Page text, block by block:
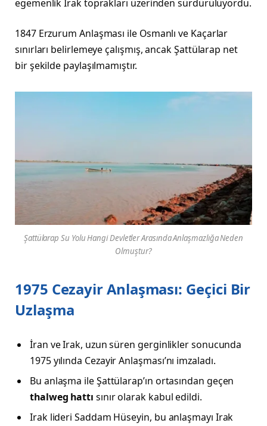
egemenlik Irak toprakları üzerinden sürdürülüyordu.
1847 Erzurum Anlaşması ile Osmanlı ve Kaçarlar
sınırları belirlemeye çalışmış, ancak Şattülarap net
bir şekilde paylaşılmamıştır.
Şattülarap Su Yolu Hangi Devletler Arasında Anlaşmazlığa Neden
Olmuştur?
1975 Cezayir Anlaşması: Geçici Bir
Uzlaşma
İran ve Irak, uzun süren gerginlikler sonucunda
1975 yılında Cezayir Anlaşması’nı imzaladı.
Bu anlaşma ile Şattülarap’ın ortasından geçen
thalweg hattı sınır olarak kabul edildi.
Irak lideri Saddam Hüseyin, bu anlaşmayı Irak